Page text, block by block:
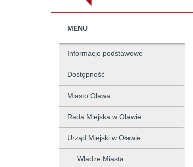
MENU
Informacje podstawowe
Dostępność
Miasto Oława
Rada Miejska w Oławie
Urząd Miejski w Oławie
Władze Miasta